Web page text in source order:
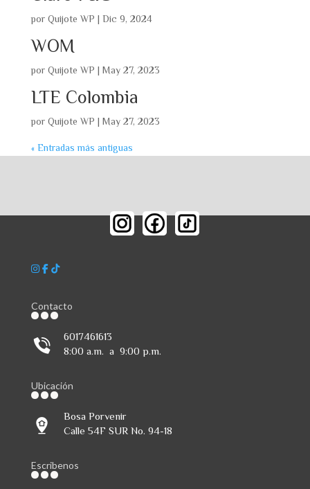
por Quijote WP | Dic 9, 2024
WOM
por Quijote WP | May 27, 2023
LTE Colombia
por Quijote WP | May 27, 2023
« Entradas más antiguas
Contacto
6017461613
8:00 a.m. a 9:00 p.m.
Ubicación
Bosa Porvenir
Calle 54F SUR No. 94-18
Escribenos